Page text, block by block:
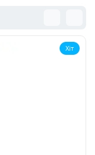
Хіт